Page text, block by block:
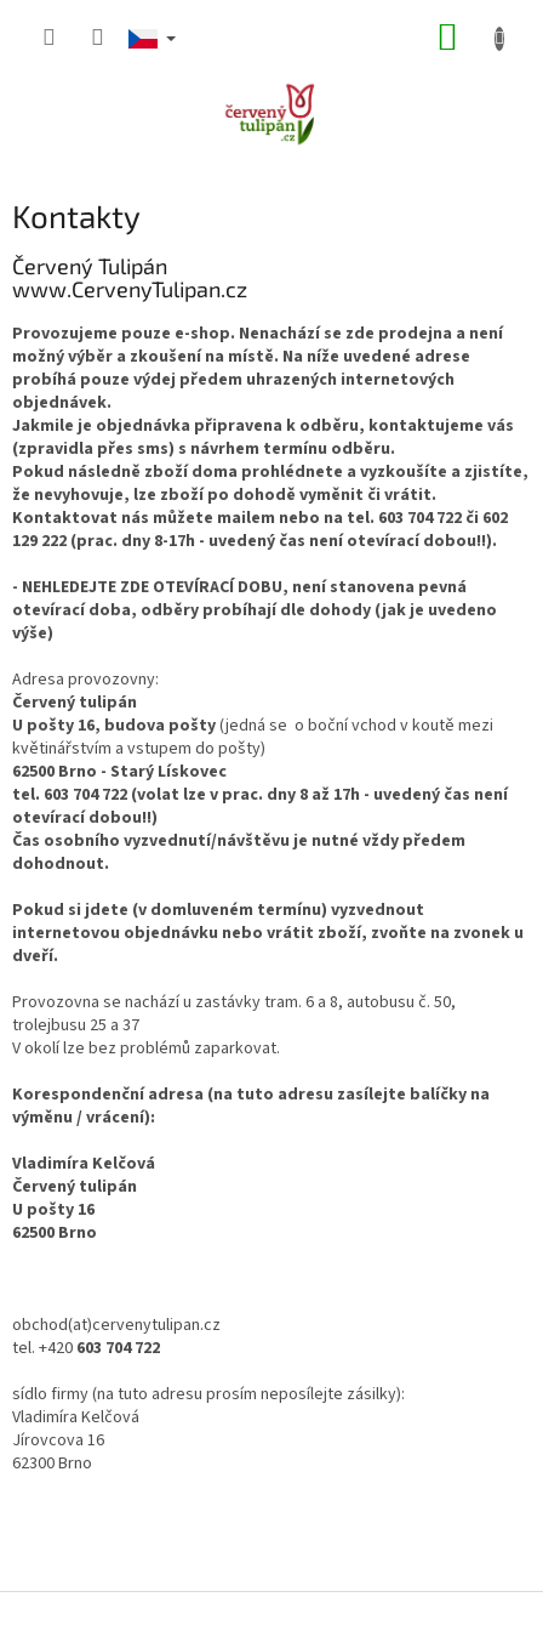
Kontakty
Červený Tulipán
www.CervenyTulipan.cz
Provozujeme pouze e-shop. Nenachází se zde prodejna a není
možný výběr a zkoušení na místě. Na níže uvedené adrese
probíhá pouze výdej předem uhrazených internetových
objednávek.
Jakmile je objednávka připravena k odběru, kontaktujeme vás
(zpravidla přes sms) s návrhem termínu odběru.
Pokud následně zboží doma prohlédnete a vyzkoušíte a zjistíte,
že nevyhovuje, lze zboží po dohodě vyměnit či vrátit.
Kontaktovat nás můžete mailem nebo na tel. 603 704 722 či 602
129 222 (prac. dny 8-17h - uvedený čas není otevírací dobou!!).
- NEHLEDEJTE ZDE OTEVÍRACÍ DOBU, není stanovena pevná
otevírací doba, odběry probíhají dle dohody (jak je uvedeno
výše)
Adresa provozovny:
Červený tulipán
U pošty 16, budova pošty(jedná se o boční vchod v koutě mezi
květinářstvím a vstupem do pošty)
62500 Brno - Starý Lískovec
tel. 603 704 722 (volat lze v prac. dny 8 až 17h - uvedený čas není
otevírací dobou!!)
Čas osobního vyzvednutí/návštěvu je nutné vždy předem
dohodnout.
Pokud si jdete (v domluveném termínu) vyzvednout
internetovou objednávku nebo vrátit zboží, zvoňte na zvonek u
dveří.
Provozovna se nachází u zastávky tram. 6 a 8, autobusu č. 50,
trolejbusu 25 a 37
V okolí lze bez problémů zaparkovat.
Korespondenční adresa (na tuto adresu zasílejte balíčky na
výměnu / vrácení):
Vladimíra Kelčová
Červený tulipán
U pošty 16
62500 Brno
obchod(at)cervenytulipan.cz
tel. +420 603 704 722
sídlo firmy (na tuto adresu prosím neposílejte zásilky):
Vladimíra Kelčová
Jírovcova 16
62300 Brno